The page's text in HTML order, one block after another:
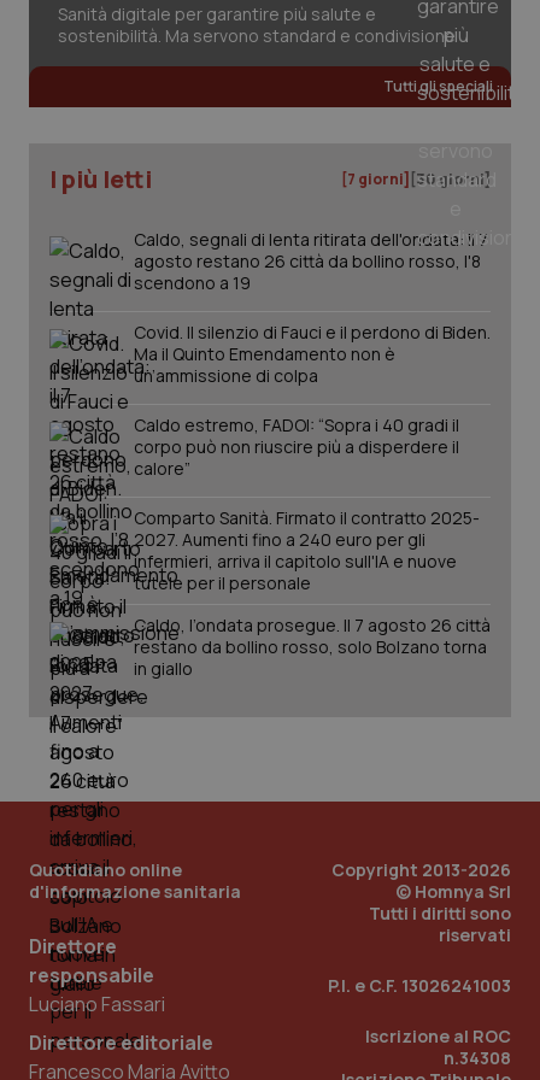
Salute orale & impianti
Tumore ovarico
Tumori del Polmone & Testa Collo
Tumori gastrointestinali
Ulcera & Reflusso
Vaccini
Sanità digitale per garantire più salute e
sostenibilità. Ma servono standard e condivisione
Tutti gli speciali
I più letti [7 giorni] [30 giorni]
Caldo, segnali di lenta ritirata dell'ondata: il 7
agosto restano 26 città da bollino rosso, l'8
scendono a 19
Covid. Il silenzio di Fauci e il perdono di Biden.
Ma il Quinto Emendamento non è
un’ammissione di colpa
Caldo estremo, FADOI: “Sopra i 40 gradi il
corpo può non riuscire più a disperdere il
calore”
Comparto Sanità. Firmato il contratto 2025-
2027. Aumenti fino a 240 euro per gli
infermieri, arriva il capitolo sull'IA e nuove
tutele per il personale
Caldo, l’ondata prosegue. Il 7 agosto 26 città
restano da bollino rosso, solo Bolzano torna
in giallo
Quotidiano online
d'informazione sanitaria
Direttore
responsabile
Luciano Fassari
Direttore editoriale
Francesco Maria Avitto
Copyright 2013-2026
© Homnya Srl
Tutti i diritti sono
riservati
P.I. e C.F. 13026241003
Iscrizione al ROC
n.34308
CookieScriptConsent
CookieScript
www.quotidianosanita.it
tracking-sites-ironfish-
tracking-enable
www.quotidianosanita.it
tracking-sites-ironfish-
session-id
_ga
.quotidianosanita.it
1
mese